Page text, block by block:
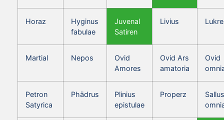
Horaz
Hyginus
fabulae
Juvenal
Satiren
Livius
Martial Nepos
Ovid
Amores
Ovid Ars
amatoria
Ovid
Petron
Satyrica
Phädrus
Plinius
epistulae
Properz